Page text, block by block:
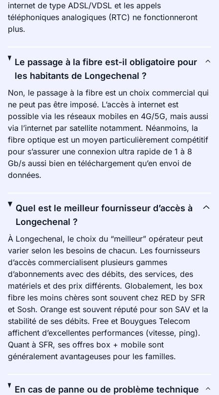
internet de type ADSL/VDSL et les appels
téléphoniques analogiques (RTC) ne fonctionneront
plus.
Le passage à la fibre est-il obligatoire pour
les habitants de Longechenal ?
Non, le passage à la fibre est un choix commercial qui
ne peut pas être imposé. L’accès à internet est
possible via les réseaux mobiles en 4G/5G, mais aussi
via l’internet par satellite notamment. Néanmoins, la
fibre optique est un moyen particulièrement compétitif
pour s’assurer une connexion ultra rapide de 1 à 8
Gb/s aussi bien en téléchargement qu’en envoi de
données.
Quel est le meilleur fournisseur d’accès à
Longechenal ?
À Longechenal, le choix du “meilleur” opérateur peut
varier selon les besoins de chacun. Les fournisseurs
d’accès commercialisent plusieurs gammes
d’abonnements avec des débits, des services, des
matériels et des prix différents. Globalement, les box
fibre les moins chères sont souvent chez RED by SFR
et Sosh. Orange est souvent réputé pour son SAV et la
stabilité de ses débits. Free et Bouygues Telecom
affichent d’excellentes performances (vitesse, ping).
Quant à SFR, ses offres box + mobile sont
généralement avantageuses pour les familles.
En cas de panne ou de problème technique